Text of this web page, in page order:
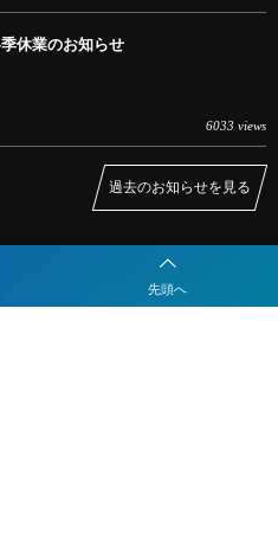
先頭へ
休業のお知らせ
6033 views
過去のお知らせを見る
ンナー